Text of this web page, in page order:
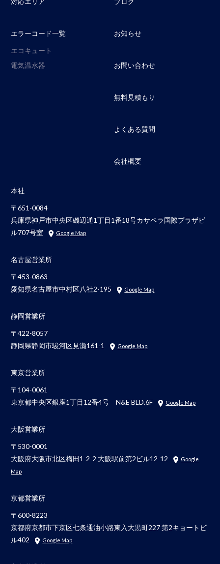
エラーコード一覧
エコキュート
電気温水器
お知らせ
お問い合わせ
無料見積もり
よくある質問
会社概要
本社
〒651-0084
兵庫県神戸市中央区磯辺通1丁目1番18号カサベラ国際プラザビ
ル707号室
Google Map
名古屋営業所
〒453-0863
愛知県名古屋市中村区八社2-195
Google Map
静岡営業所
〒422-8057
静岡県静岡市駿河区見瀬161-1
Google Map
東京営業所
〒104-0061
東京都中央区銀座1丁目12番4号 N&E BLD.6F
Google Map
大阪営業所
〒530-0001
大阪府大阪市北区梅田1-2-2 大阪駅前第2ビル12-12
Google
Map
京都営業所
〒600-8223
京都府京都市下京区七条通油小路東入大黒町227 第2キョートビ
ル402
Google Map